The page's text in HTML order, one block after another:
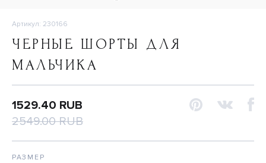
Артикул: 230166
ЧЕРНЫЕ ШОРТЫ ДЛЯ
МАЛЬЧИКА
1529.40 RUB
2549.00 RUB
РАЗМЕР